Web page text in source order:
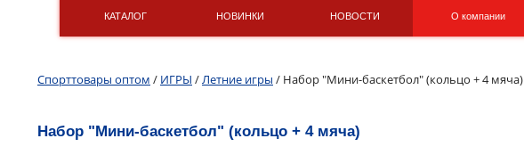
КАТАЛОГ НОВИНКИ НОВОСТИ О компании
Спорттовары оптом / ИГРЫ / Летние игры / Набор "Мини-баскетбол" (кольцо + 4 мяча)
Набор "Мини-баскетбол" (кольцо + 4 мяча)